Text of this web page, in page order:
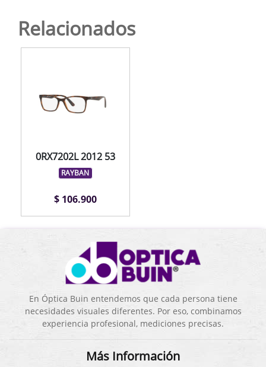
Relacionados
0RX7202L 2012 53
RAYBAN
$ 106.900
En Óptica Buin entendemos que cada persona tiene
necesidades visuales diferentes. Por eso, combinamos
experiencia profesional, mediciones precisas.
Más Información